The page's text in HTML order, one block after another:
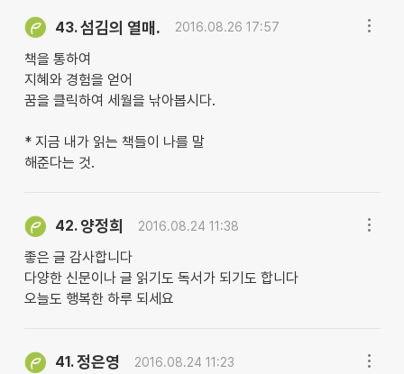
43.섬김의 열매. 2016.08.26 17:57
책을 통하여
지혜와 경험을 얻어
꿈을 클릭하여 세월을 낚아봅시다.
* 지금 내가 읽는 책들이 나를 말
해준다는 것.
42.양정희 2016.08.24 11:38
좋은 글 감사합니다
다양한 신문이나 글 읽기도 독서가 되기도 합니다
오늘도 행복한 하루 되세요
41.정은영 2016.08.24 11:23